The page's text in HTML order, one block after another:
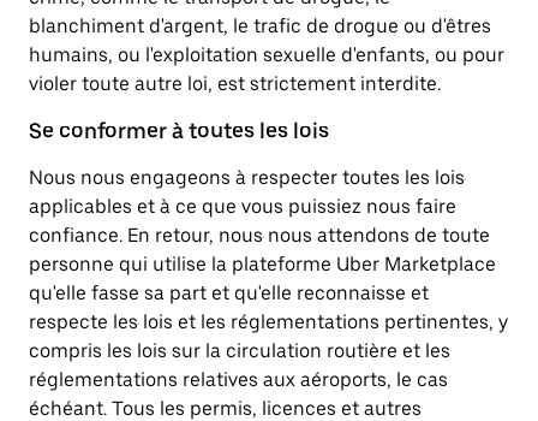
blanchiment d'argent, le trafic de drogue ou d'êtres
humains, ou l'exploitation sexuelle d'enfants, ou pour
violer toute autre loi, est strictement interdite.
Se conformer à toutes les lois
Nous nous engageons à respecter toutes les lois
applicables et à ce que vous puissiez nous faire
confiance. En retour, nous nous attendons de toute
personne qui utilise la plateforme Uber Marketplace
qu'elle fasse sa part et qu'elle reconnaisse et
respecte les lois et les réglementations pertinentes, y
compris les lois sur la circulation routière et les
réglementations relatives aux aéroports, le cas
échéant. Tous les permis, licences et autres